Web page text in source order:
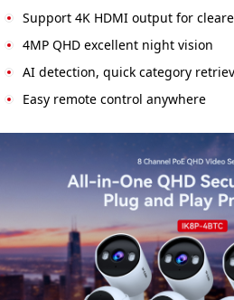
Support 4K HDMI output for
4MP QHD excellent night vision
AI detection, quick category
Easy remote control anywhere